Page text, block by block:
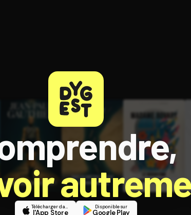
Télécharger dans
l'App Store
Disponible sur
Google Play